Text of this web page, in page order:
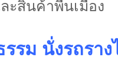
ะสินค้าพื้นเมือง
รม นั่งรถรา